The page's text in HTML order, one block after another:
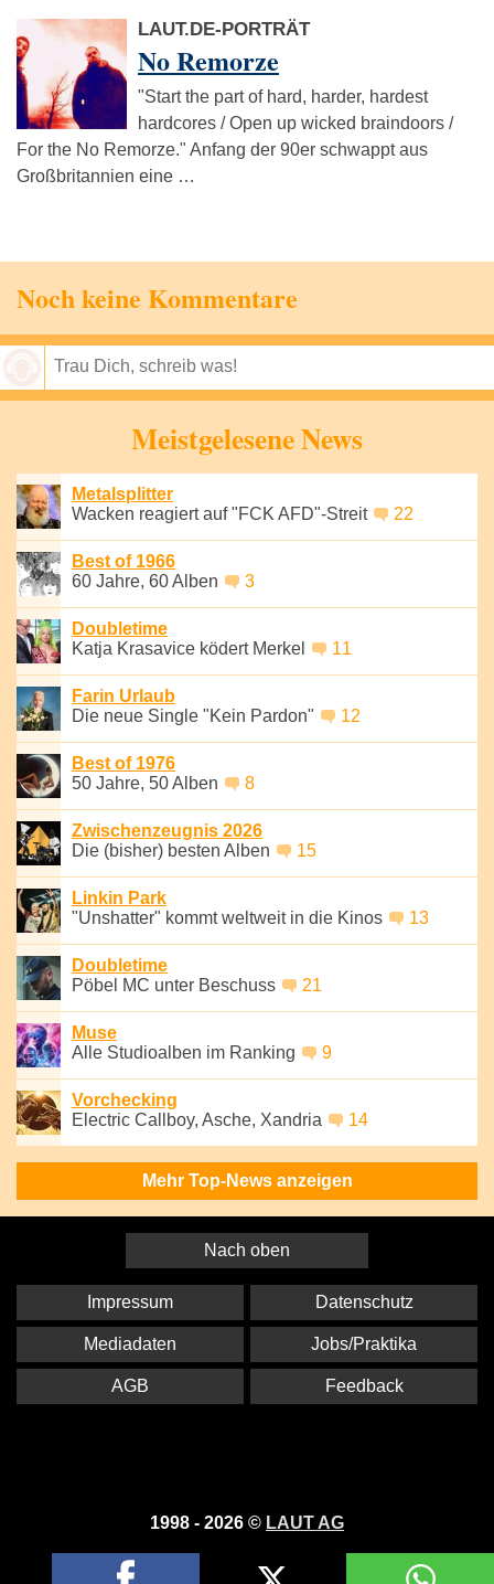
LAUT.DE-PORTRÄT
No Remorze
"Start the part of hard, harder, hardest
hardcores / Open up wicked braindoors /
For the No Remorze." Anfang der 90er schwappt aus
Großbritannien eine …
Noch keine Kommentare
Meistgelesene News
Metalsplitter
Wacken reagiert auf "FCK AFD"-Streit
22
Best of 1966
60 Jahre, 60 Alben
3
Doubletime
Katja Krasavice ködert Merkel
11
Farin Urlaub
Die neue Single "Kein Pardon"
12
Best of 1976
50 Jahre, 50 Alben
8
Zwischenzeugnis 2026
Die (bisher) besten Alben
15
Linkin Park
"Unshatter" kommt weltweit in die Kinos
13
Doubletime
Pöbel MC unter Beschuss
21
Muse
Alle Studioalben im Ranking
9
Vorchecking
Electric Callboy, Asche, Xandria
14
Mehr Top-News anzeigen
Nach oben
1998 - 2026 © LAUT AG
Impressum Datenschutz
Mediadaten Jobs/Praktika
AGB Feedback